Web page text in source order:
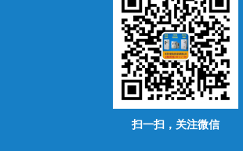
扫一扫，关注微信